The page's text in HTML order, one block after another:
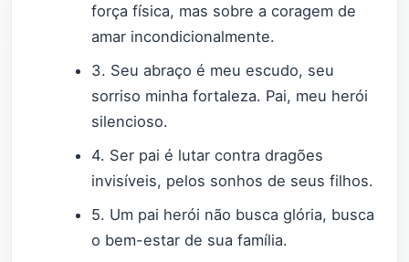
força física, mas sobre a coragem de
amar incondicionalmente.
3. Seu abraço é meu escudo, seu
sorriso minha fortaleza. Pai, meu herói
silencioso.
4. Ser pai é lutar contra dragões
invisíveis, pelos sonhos de seus filhos.
5. Um pai herói não busca glória, busca
o bem-estar de sua família.